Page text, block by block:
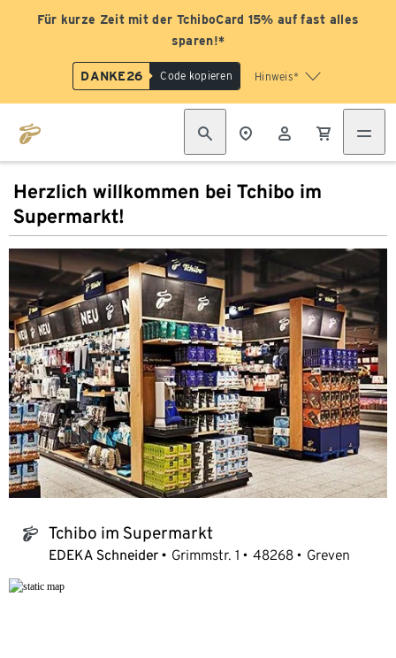
Für kurze Zeit mit der TchiboCard 15% auf fast alles
sparen!*
DANKE26 Code kopieren Hinweis*
Herzlich willkommen bei Tchibo im
Supermarkt!
tchibo_logo Tchibo im Supermarkt
EDEKA Schneider Grimmstr. 1 48268 Greven